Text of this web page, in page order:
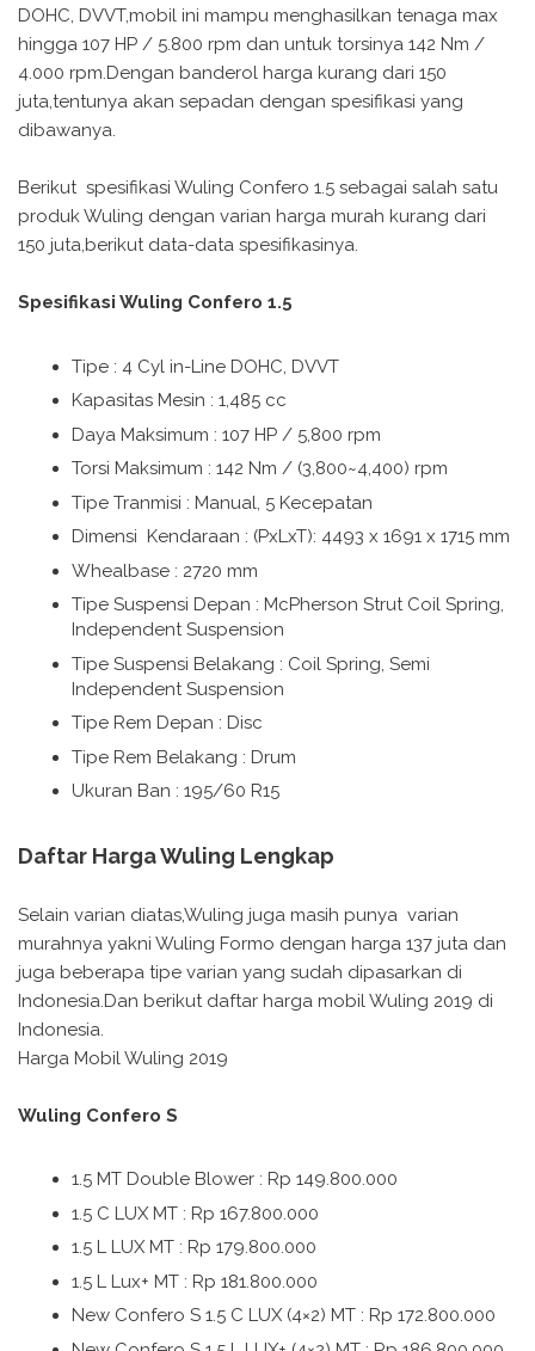
DOHC, DVVT,mobil ini mampu menghasilkan tenaga max
hingga 107 HP / 5.800 rpm dan untuk torsinya 142 Nm /
4.000 rpm.Dengan banderol harga kurang dari 150
juta,tentunya akan sepadan dengan spesifikasi yang
dibawanya.
Berikut spesifikasi Wuling Confero 1.5 sebagai salah satu
produk Wuling dengan varian harga murah kurang dari
150 juta,berikut data-data spesifikasinya.
Spesifikasi Wuling Confero 1.5
Tipe : 4 Cyl in-Line DOHC, DVVT
Kapasitas Mesin : 1,485 cc
Daya Maksimum : 107 HP / 5,800 rpm
Torsi Maksimum : 142 Nm / (3,800~4,400) rpm
Tipe Tranmisi : Manual, 5 Kecepatan
Dimensi Kendaraan : (PxLxT): 4493 x 1691 x 1715 mm
Whealbase : 2720 mm
Tipe Suspensi Depan : McPherson Strut Coil Spring,
Independent Suspension
Tipe Suspensi Belakang : Coil Spring, Semi
Independent Suspension
Tipe Rem Depan : Disc
Tipe Rem Belakang : Drum
Ukuran Ban : 195/60 R15
Daftar Harga Wuling Lengkap
Selain varian diatas,Wuling juga masih punya varian
murahnya yakni Wuling Formo dengan harga 137 juta dan
juga beberapa tipe varian yang sudah dipasarkan di
Indonesia.Dan berikut daftar harga mobil Wuling 2019 di
Indonesia.
Harga Mobil Wuling 2019
Wuling Confero S
1.5 MT Double Blower : Rp 149.800.000
1.5 C LUX MT : Rp 167.800.000
1.5 L LUX MT : Rp 179.800.000
1.5 L Lux+ MT : Rp 181.800.000
New Confero S 1.5 C LUX (4×2) MT : Rp 172.800.000